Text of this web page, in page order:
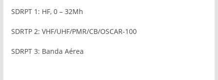
SDRPT 1: HF, 0 – 32Mh
SDRTP 2: VHF/UHF/PMR/CB/OSCAR-100
SDRPT 3: Banda Aérea